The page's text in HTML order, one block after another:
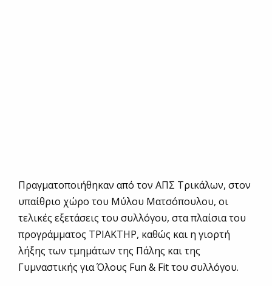
Πραγματοποιήθηκαν από τον ΑΠΣ Τρικάλων, στον
υπαίθριο χώρο του Μύλου Ματσόπουλου, οι
τελικές εξετάσεις του συλλόγου, στα πλαίσια του
προγράμματος ΤΡΙΑΚΤΗΡ, καθώς και η γιορτή
λήξης των τμημάτων της Πάλης και της
Γυμναστικής για Όλους Fun & Fit του συλλόγου.